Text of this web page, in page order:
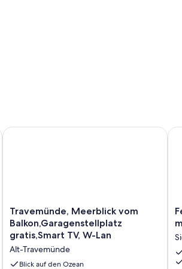
Meeresrauschen in entspannter
Travemünde,
Meerblick
vom
Balkon,Garagenstellplatz
gratis,Smart
TV,
Travemünde, Meerblick vom
Balkon,Garagenstellplatz
gratis,Smart TV, W-Lan
Alt-Travemünde
Blick auf den Ozean
Travemünde, Meerblick vom